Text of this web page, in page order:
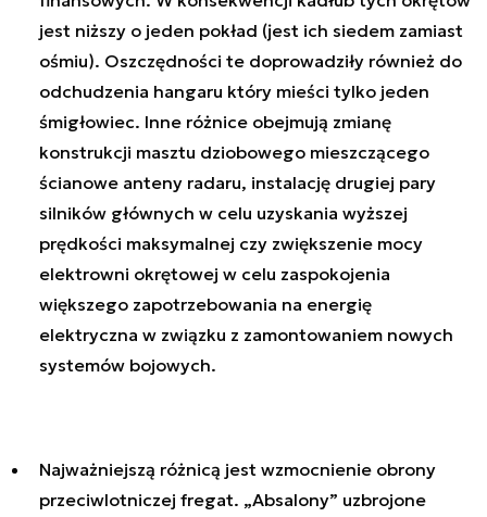
jest niższy o jeden pokład (jest ich siedem zamiast
ośmiu). Oszczędności te doprowadziły również do
odchudzenia hangaru który mieści tylko jeden
śmigłowiec. Inne różnice obejmują zmianę
konstrukcji masztu dziobowego mieszczącego
ścianowe anteny radaru, instalację drugiej pary
silników głównych w celu uzyskania wyższej
prędkości maksymalnej czy zwiększenie mocy
elektrowni okrętowej w celu zaspokojenia
większego zapotrzebowania na energię
elektryczna w związku z zamontowaniem nowych
systemów bojowych.
Najważniejszą różnicą jest wzmocnienie obrony
przeciwlotniczej fregat. „Absalony” uzbrojone